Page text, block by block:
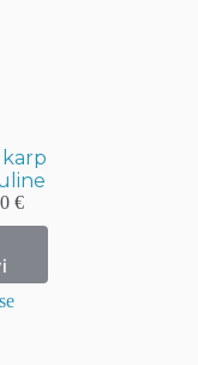
€Hinnavahemik:
8,00 €